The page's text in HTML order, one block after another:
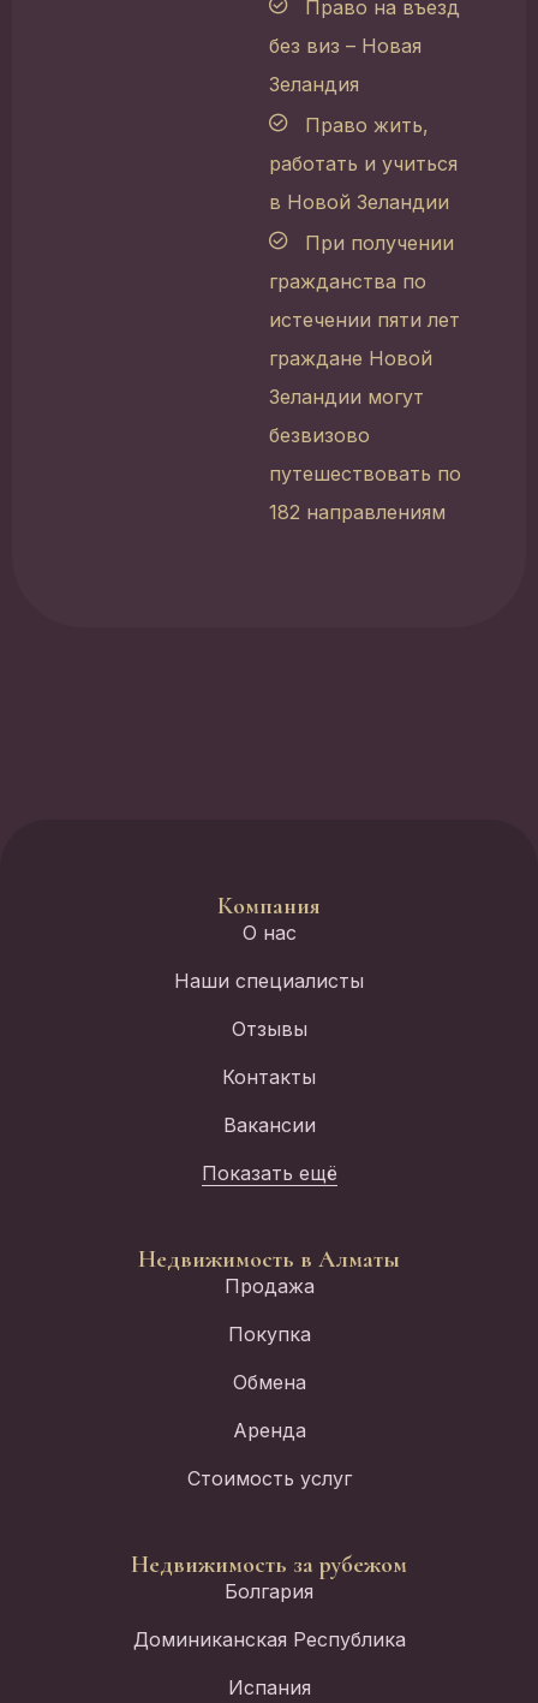
Право на въезд
без виз – Новая
Зеландия
Право жить,
работать и учиться
в Новой Зеландии
При получении
гражданства по
истечении пяти лет
граждане Новой
Зеландии могут
безвизово
путешествовать по
182 направлениям
Компания
О нас
Наши специалисты
Отзывы
Контакты
Вакансии
Показать ещё
Недвижимость в Алматы
Продажа
Покупка
Обмена
Аренда
Стоимость услуг
Недвижимость за рубежом
Болгария
Доминиканская Республика
Испания